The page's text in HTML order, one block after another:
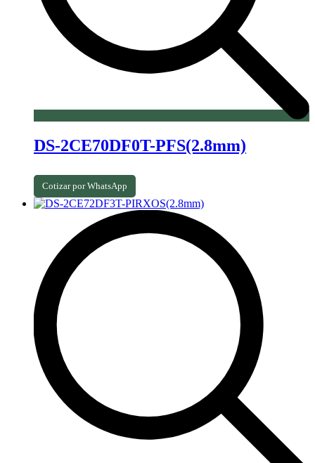
DS-2CE70DF0T-PFS(2.8mm)
Cotizar por WhatsApp